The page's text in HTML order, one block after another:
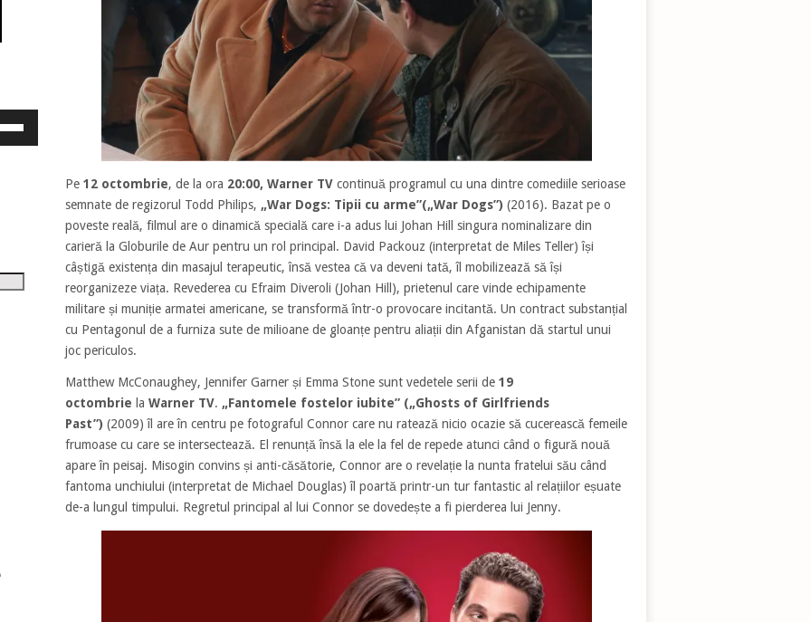
Pe12 octombrie, de la ora 20:00, Warner TVcontinuă programul cu una dintre comediile serioase
semnate de regizorul Todd Philips, „War Dogs: Tipii cu arme”(„War Dogs”) (2016). Bazat pe o
poveste reală, filmul are o dinamică specială care i-a adus lui Johan Hill singura nominalizare din
carieră la Globurile de Aur pentru un rol principal. David Packouz (interpretat de Miles Teller) își
câștigă existența din masajul terapeutic, însă vestea că va deveni tată, îl mobilizează să își
reorganizeze viața. Revederea cu Efraim Diveroli (Johan Hill), prietenul care vinde echipamente
militare și muniție armatei americane, se transformă într-o provocare incitantă. Un contract substanțial
cu Pentagonul de a furniza sute de milioane de gloanțe pentru aliații din Afganistan dă startul unui
joc periculos.
Matthew McConaughey, Jennifer Garner și Emma Stone sunt vedetele serii de 19
octombrie la Warner TV. „Fantomele fostelor iubite” („Ghosts of Girlfriends
Past”) (2009) îl are în centru pe fotograful Connor care nu ratează nicio ocazie să cucerească femeile
frumoase cu care se intersectează. El renunță însă la ele la fel de repede atunci când o figură nouă
apare în peisaj. Misogin convins și anti-căsătorie, Connor are o revelație la nunta fratelui său când
fantoma unchiului (interpretat de Michael Douglas) îl poartă printr-un tur fantastic al relațiilor eșuate
de-a lungul timpului. Regretul principal al lui Connor se dovedește a fi pierderea lui Jenny.